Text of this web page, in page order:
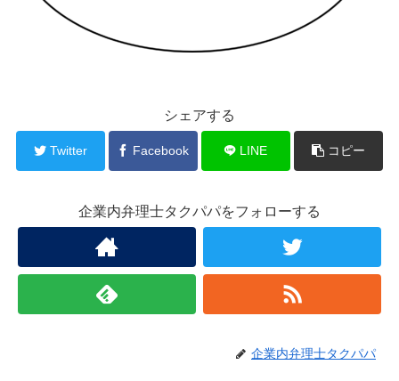
シェアする
Twitter Facebook LINE コピー
企業内弁理士タクパパをフォローする
企業内弁理士タクパパ